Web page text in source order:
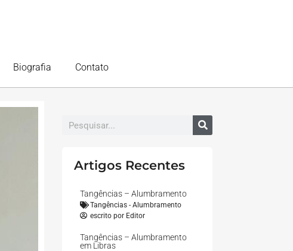
Biografia Contato
Artigos Recentes
Tangências – Alumbramento
Tangências - Alumbramento
escrito porEditor
Tangências – Alumbramento
em Libras